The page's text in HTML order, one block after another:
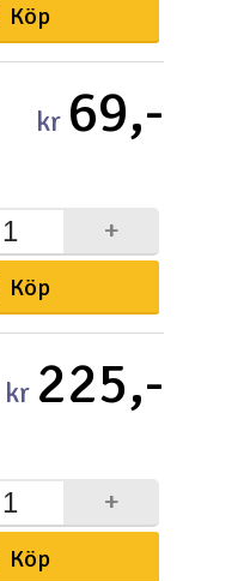
Köp
kr 69,-
Köp
+
kr 225,-
Köp
+